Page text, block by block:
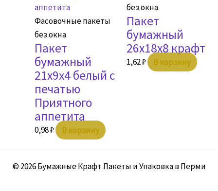
Фасовочные пакеты
без окна
Пакет
бумажный
21х9х4 белый с
печатью
Приятного
аппетита
0,98₽ В корзину
без окна
Пакет
бумажный
26х18х8 крафт
1,62₽ В корзину
© 2026 Бумажные Крафт Пакеты и Упаковка в Перми